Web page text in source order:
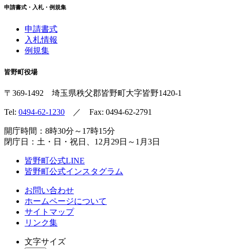
申請書式・入札・例規集
申請書式
入札情報
例規集
皆野町役場
〒369-1492 埼玉県秩父郡皆野町 大字皆野1420-1
Tel: 0494-62-1230 ／ Fax: 0494-62-2791
開庁時間：8時30分～17時15分
閉庁日：土・日・祝日、12月29日～1月3日
皆野町公式LINE
皆野町公式インスタグラム
お問い合わせ
ホームページについて
サイトマップ
リンク集
文字サイズ